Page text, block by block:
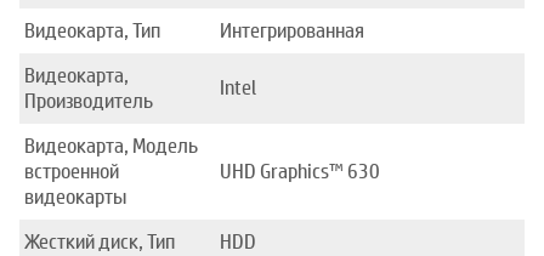
Видеокарта, Тип
Интегрированная
Видеокарта,
Производитель
Intel
Видеокарта, Модель
встроенной
видеокарты
UHD Graphics™ 630
Жесткий диск, Тип
HDD